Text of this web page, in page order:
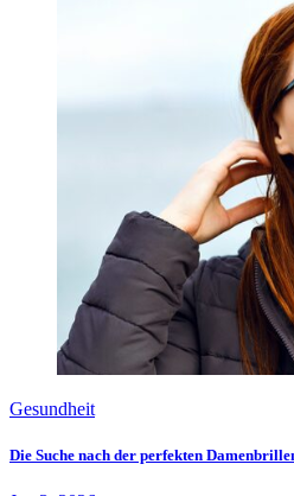
Gesundheit
Die Suche nach der perfekten